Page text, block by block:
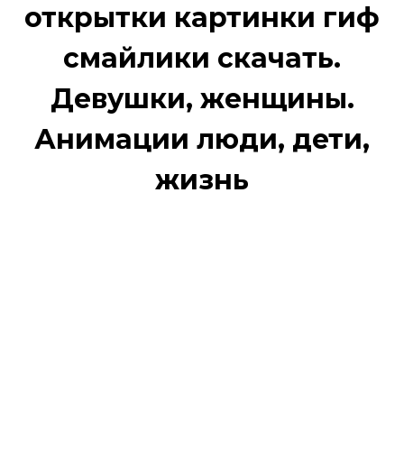
открытки картинки гиф
смайлики скачать.
Девушки, женщины.
Анимации люди, дети,
жизнь